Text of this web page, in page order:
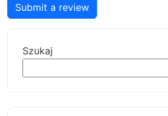
Submit a review
Szukaj